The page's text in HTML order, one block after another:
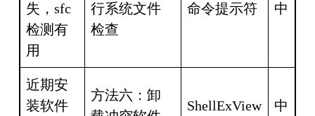
失，sfc
检测有
用
行系统文件
检查
命令提示符 中
近期安
装软件
方法六：卸
ShellExView
中